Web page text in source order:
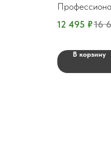
12 495 ₽16
В корзину